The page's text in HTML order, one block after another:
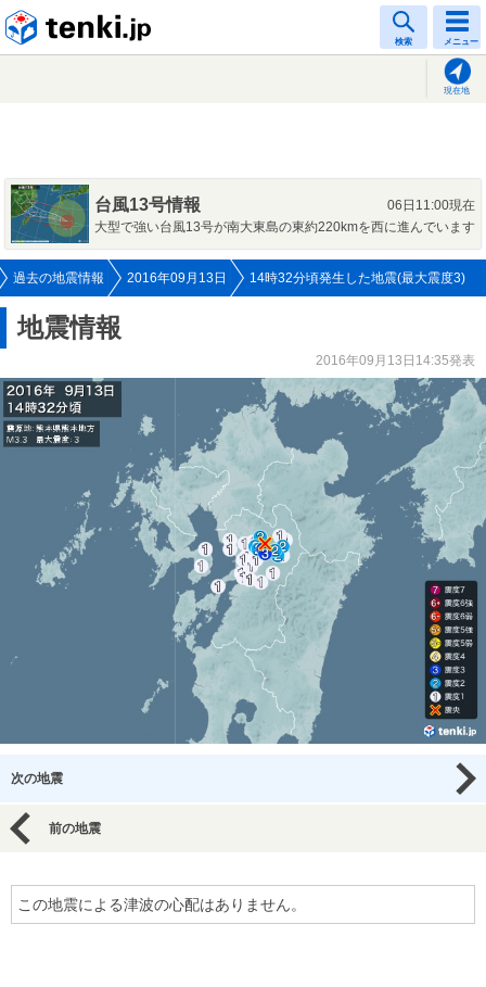
検索 メニュー
現在地
台風13号情報
06日11:00現在
大型で強い台風13号が南大東島の東約220kmを西に進んでいます
過去の地震情報 2016年09月13日 14時32分頃発生した地震(最大震度3)
地震情報
2016年09月13日14:35発表
次の地震
前の地震
この地震による津波の心配はありません。